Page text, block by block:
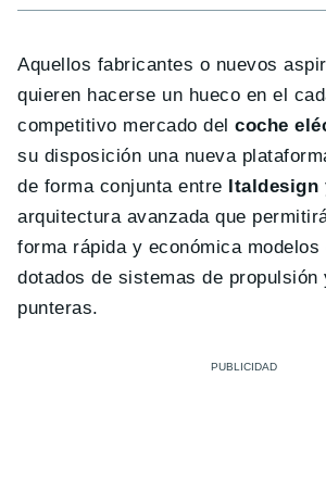
Aquellos fabricantes o nuevos
quieren hacerse un hueco en el
competitivo mercado delcoche
su disposición una nueva
de forma conjunta entre
arquitectura avanzada que
forma rápida y económica modelos
dotados de sistemas de propulsión
punteras.